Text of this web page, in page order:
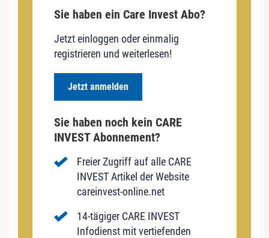
Sie haben ein Care Invest Abo?
Jetzt einloggen oder einmalig
registrieren und weiterlesen!
Jetzt anmelden
Sie haben noch kein CARE
INVEST Abonnement?
Freier Zugriff auf alle CARE
INVEST Artikel der Website
careinvest-online.net
14-tägiger CARE INVEST
Infodienst mit vertiefenden